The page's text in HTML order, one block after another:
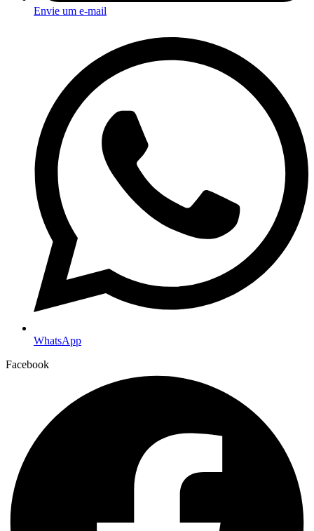
Envie um e-mail
WhatsApp
Facebook